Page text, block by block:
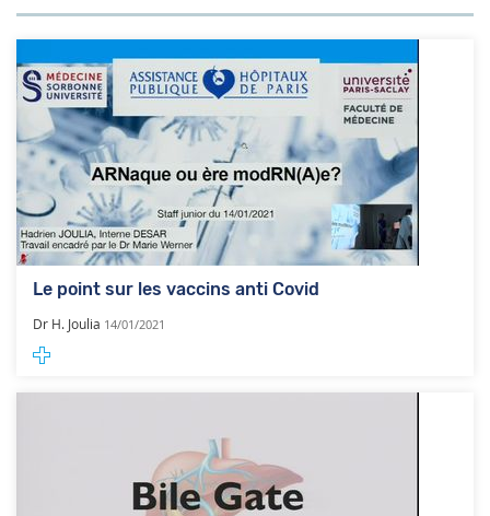
Le point sur les vaccins anti Covid
Dr H. Joulia 14/01/2021